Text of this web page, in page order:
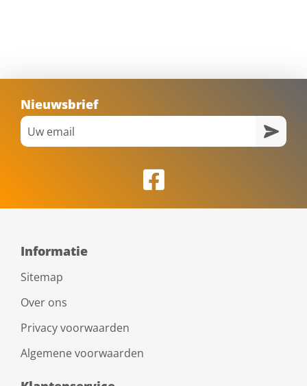
Nieuwsbrief
Informatie
Sitemap
Over ons
Privacy voorwaarden
Algemene voorwaarden